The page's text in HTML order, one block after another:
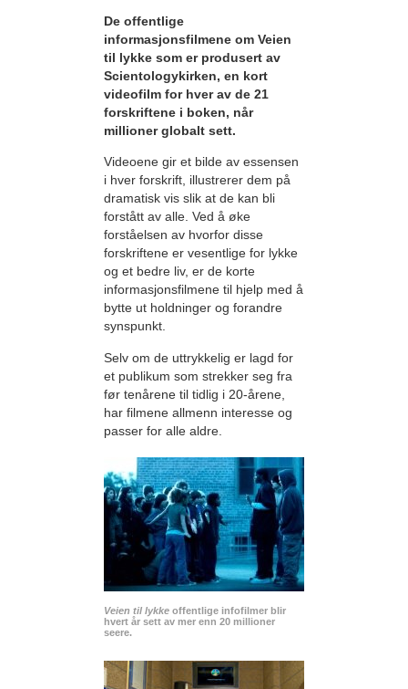
De offentlige
informasjonsfilmene om Veien
til lykke som er produsert av
Scientologykirken, en kort
videofilm for hver av de 21
forskriftene i boken, når
millioner globalt sett.
Videoene gir et bilde av essensen
i hver forskrift, illustrerer dem på
dramatisk vis slik at de kan bli
forstått av alle. Ved å øke
forståelsen av hvorfor disse
forskriftene er vesentlige for lykke
og et bedre liv, er de korte
informasjonsfilmene til hjelp med å
bytte ut holdninger og forandre
synspunkt.
Selv om de uttrykkelig er lagd for
et publikum som strekker seg fra
før tenårene til tidlig i 20-årene,
har filmene allmenn interesse og
passer for alle aldre.
Veien til lykke offentlige infofilmer blir
hvert år sett av mer enn 20 millioner
seere.